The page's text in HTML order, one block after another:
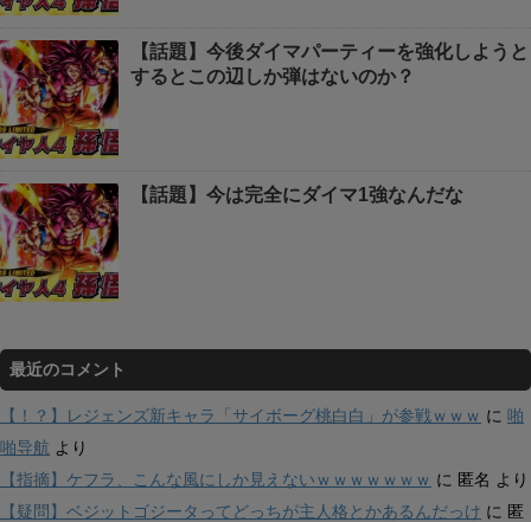
【話題】今後ダイマパーティーを強化しようと
するとこの辺しか弾はないのか？
【話題】今は完全にダイマ1強なんだな
最近のコメント
【！？】レジェンズ新キャラ「サイボーグ桃白白」が参戦ｗｗｗ に 啪
啪导航 より
【指摘】ケフラ、こんな風にしか見えないｗｗｗｗｗｗｗ に 匿名 より
【疑問】ベジットゴジータってどっちが主人格とかあるんだっけ に 匿